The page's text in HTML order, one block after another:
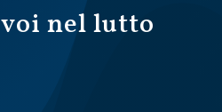
nel lutto